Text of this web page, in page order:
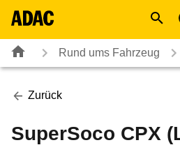
Rund ums Fahrzeug
Zurück
SuperSoco CPX